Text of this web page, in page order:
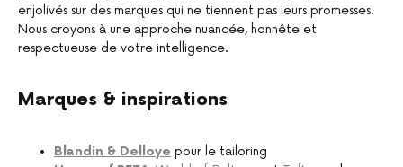
enjolivés sur des marques qui ne tiennent pas leurs promesses.
Nous croyons à une approche nuancée, honnête et
respectueuse de votre intelligence.
Marques & inspirations
Blandin & Delloye pour le tailoring